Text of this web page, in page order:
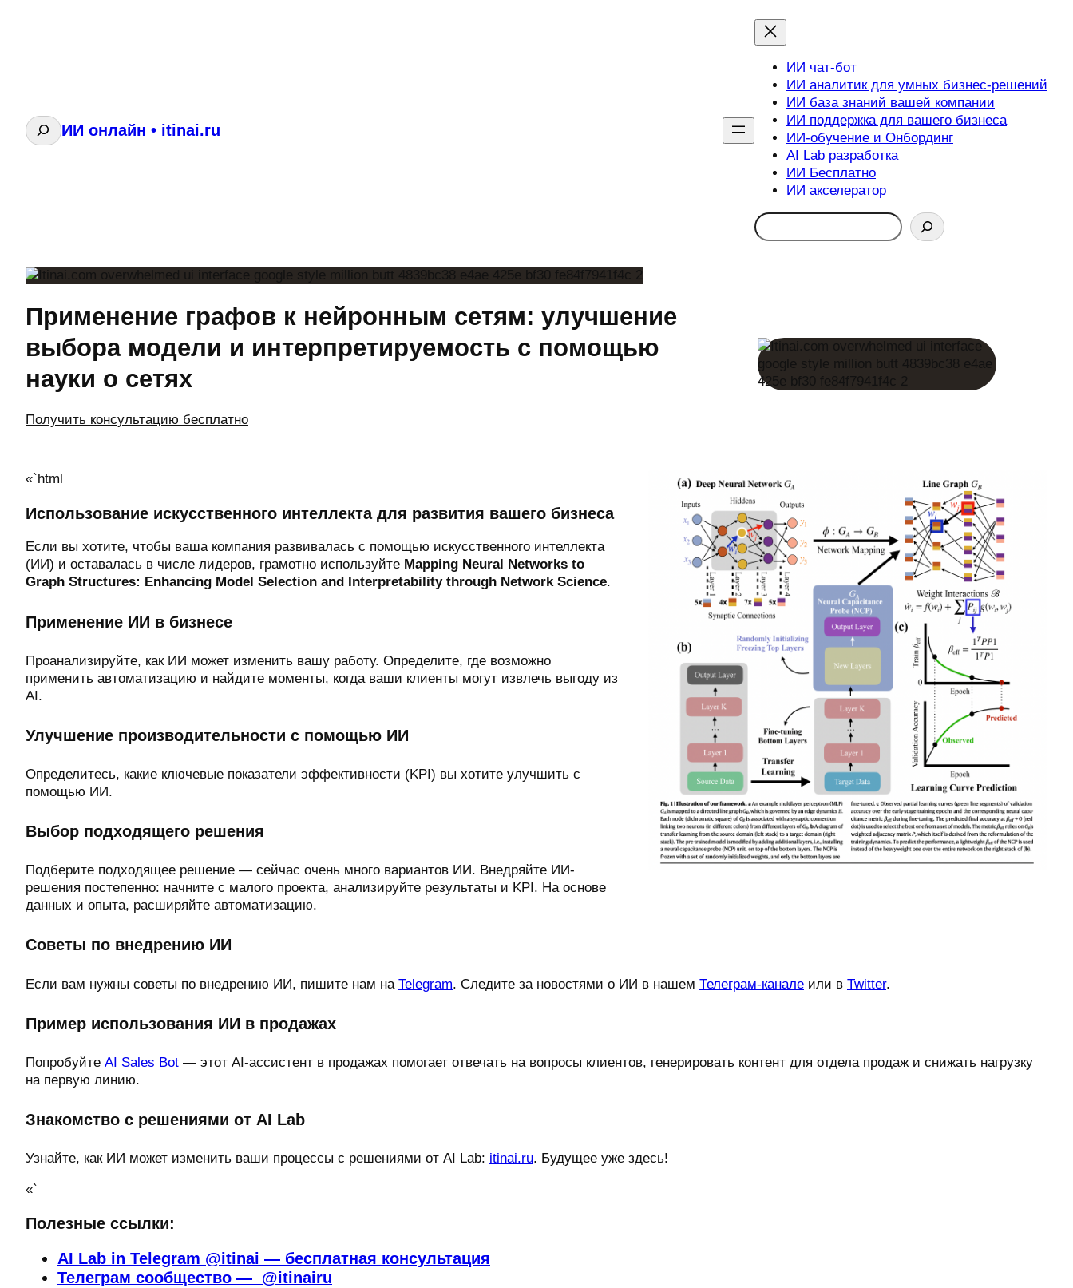
ПоискИИ онлайн • itinai.ru
ИИ чат-бот
ИИ аналитик для умных бизнес-решений
ИИ база знаний вашей компании
ИИ поддержка для вашего бизнеса
ИИ-обучение и Онбординг
AI Lab разработка
ИИ Бесплатно
ИИ акселератор
Search
Применение графов к нейронным сетям: улучшение
выбора модели и интерпретируемость с помощью
науки о сетях
Получить консультацию бесплатно
«`html
Использование искусственного интеллекта для развития вашего бизнеса
Если вы хотите, чтобы ваша компания развивалась с помощью искусственного интеллекта
(ИИ) и оставалась в числе лидеров, грамотно используйте Mapping Neural Networks to
Graph Structures: Enhancing Model Selection and Interpretability through Network Science.
Применение ИИ в бизнесе
Проанализируйте, как ИИ может изменить вашу работу. Определите, где возможно
применить автоматизацию и найдите моменты, когда ваши клиенты могут извлечь выгоду из
AI.
Улучшение производительности с помощью ИИ
Определитесь, какие ключевые показатели эффективности (KPI) вы хотите улучшить с
помощью ИИ.
Выбор подходящего решения
Подберите подходящее решение — сейчас очень много вариантов ИИ. Внедряйте ИИ-
решения постепенно: начните с малого проекта, анализируйте результаты и KPI. На основе
данных и опыта, расширяйте автоматизацию.
Советы по внедрению ИИ
Если вам нужны советы по внедрению ИИ, пишите нам на Telegram. Следите за новостями о ИИ в нашем Телеграм-канале или в Twitter.
Пример использования ИИ в продажах
Попробуйте AI Sales Bot — этот AI-ассистент в продажах помогает отвечать на вопросы клиентов, генерировать контент для отдела продаж и снижать нагрузку
на первую линию.
Знакомство с решениями от AI Lab
Узнайте, как ИИ может изменить ваши процессы с решениями от AI Lab: itinai.ru. Будущее уже здесь!
«`
Полезные ссылки:
AI Lab in Telegram @itinai — бесплатная консультация
Телеграм сообщество — @itinairu